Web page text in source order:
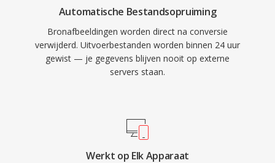
Automatische Bestandsopruiming
Bronafbeeldingen worden direct na conversie
verwijderd. Uitvoerbestanden worden binnen 24 uur
gewist — je gegevens blijven nooit op externe
servers staan.
Werkt op Elk Apparaat